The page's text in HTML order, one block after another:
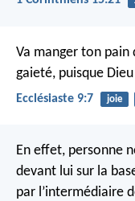
Va manger ton pain
gaieté, puisque
Ecclésiaste 9:7 joie
En effet, personne
devant lui sur la
par l’intermédiaire